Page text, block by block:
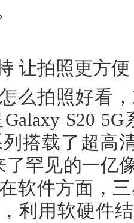
让拍照更方便
么拍照好看
S20
列搭载了超高
了罕见的一亿
软件方面，
利用软硬件